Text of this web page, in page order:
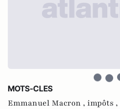
MOTS-CLES
Emmanuel Macron , impôts ,